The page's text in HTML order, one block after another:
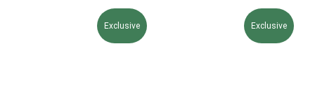
Exclusive Exclusive